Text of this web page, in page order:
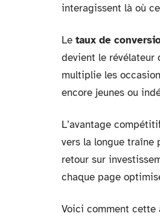
interagissent là où
Le taux de
devient le révélateur
multiplie les
encore jeunes ou
L’avantage
vers la longue traîne
retour sur
chaque page
Voici comment cette